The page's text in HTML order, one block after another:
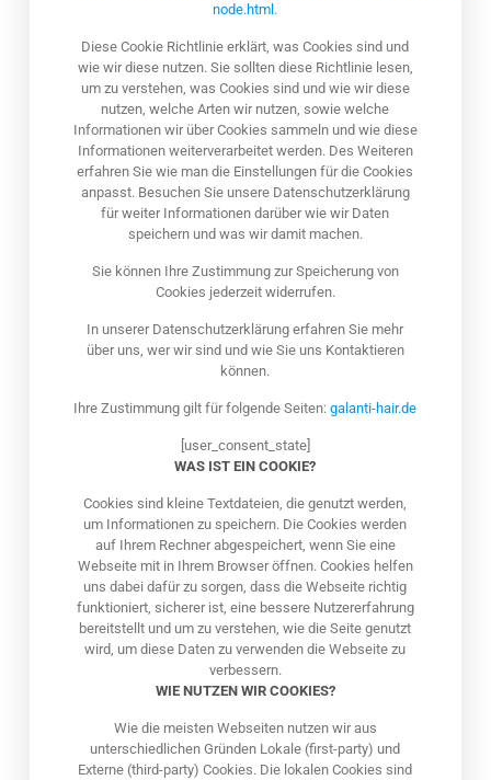
node.html .
Diese Cookie Richtlinie erklärt, was Cookies sind und
wie wir diese nutzen. Sie sollten diese Richtlinie lesen,
um zu verstehen, was Cookies sind und wie wir diese
nutzen, welche Arten wir nutzen, sowie welche
Informationen wir über Cookies sammeln und wie diese
Informationen weiterverarbeitet werden. Des Weiteren
erfahren Sie wie man die Einstellungen für die Cookies
anpasst. Besuchen Sie unsere Datenschutzerklärung
für weiter Informationen darüber wie wir Daten
speichern und was wir damit machen.
Sie können Ihre Zustimmung zur Speicherung von
Cookies jederzeit widerrufen.
In unserer Datenschutzerklärung erfahren Sie mehr
über uns, wer wir sind und wie Sie uns Kontaktieren
können.
Ihre Zustimmung gilt für folgende Seiten:galanti-hair.de
[user_consent_state]
WAS IST EIN COOKIE?
Cookies sind kleine Textdateien, die genutzt werden,
um Informationen zu speichern. Die Cookies werden
auf Ihrem Rechner abgespeichert, wenn Sie eine
Webseite mit in Ihrem Browser öffnen. Cookies helfen
uns dabei dafür zu sorgen, dass die Webseite richtig
funktioniert, sicherer ist, eine bessere Nutzererfahrung
bereitstellt und um zu verstehen, wie die Seite genutzt
wird, um diese Daten zu verwenden die Webseite zu
verbessern.
WIE NUTZEN WIR COOKIES?
Wie die meisten Webseiten nutzen wir aus
unterschiedlichen Gründen Lokale (first-party) und
Externe (third-party) Cookies. Die lokalen Cookies sind